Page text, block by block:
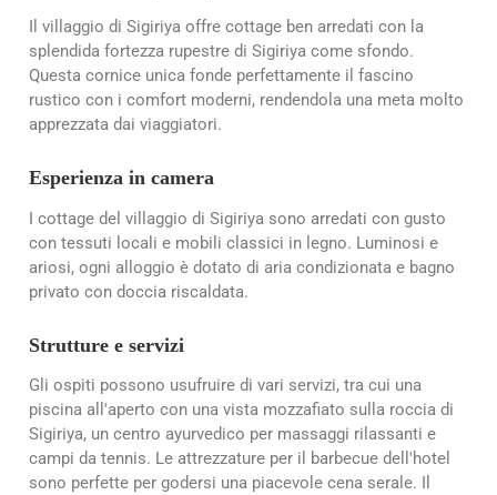
Il villaggio di Sigiriya offre cottage ben arredati con la
splendida fortezza rupestre di Sigiriya come sfondo.
Questa cornice unica fonde perfettamente il fascino
rustico con i comfort moderni, rendendola una meta molto
apprezzata dai viaggiatori.
Esperienza in camera
I cottage del villaggio di Sigiriya sono arredati con gusto
con tessuti locali e mobili classici in legno. Luminosi e
ariosi, ogni alloggio è dotato di aria condizionata e bagno
privato con doccia riscaldata.
Strutture e servizi
Gli ospiti possono usufruire di vari servizi, tra cui una
piscina all'aperto con una vista mozzafiato sulla roccia di
Sigiriya, un centro ayurvedico per massaggi rilassanti e
campi da tennis. Le attrezzature per il barbecue dell'hotel
sono perfette per godersi una piacevole cena serale. Il